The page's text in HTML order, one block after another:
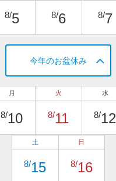
8/5 8/6 8/7
今年のお盆休み
月
8/10
火
8/11
水
8/12
土
8/15
日
8/16